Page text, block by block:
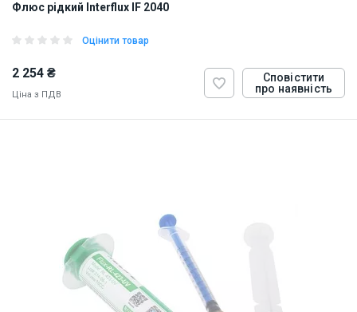
Флюс рідкий Interflux IF 2040
Оцінити товар
2 254 ₴
Ціна з ПДВ
Сповістити
про наявність